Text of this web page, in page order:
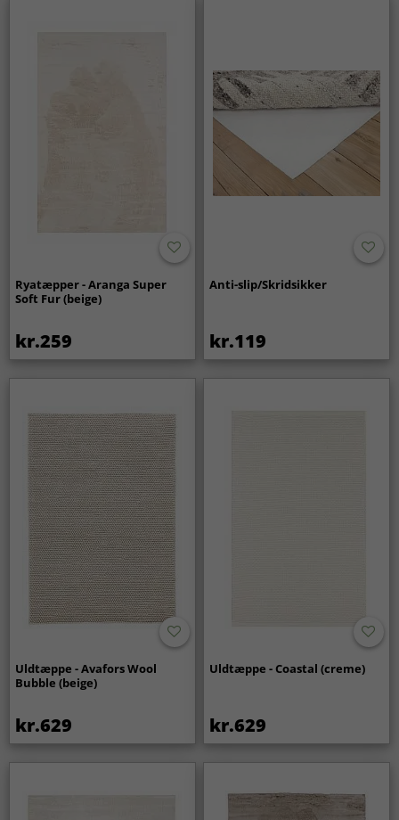
Ryatæpper - Aranga Super
Soft Fur (beige)
kr.259
Anti-slip/Skridsikker
kr.119
Uldtæppe - Avafors Wool
Bubble (beige)
kr.629
Uldtæppe - Coastal (creme)
kr.629